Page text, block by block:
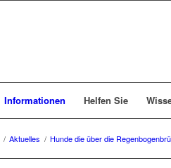
Informationen Helfen Sie
/ Aktuelles / Hunde die über die